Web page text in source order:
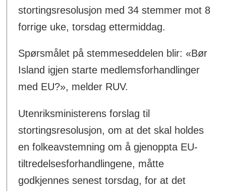
stortingsresolusjon med 34 stemmer mot 8
forrige uke, torsdag ettermiddag.
Spørsmålet på stemmeseddelen blir: «Bør
Island igjen starte medlemsforhandlinger
med EU?», melder RUV.
Utenriksministerens forslag til
stortingsresolusjon, om at det skal holdes
en folkeavstemning om å gjenoppta EU-
tiltredelsesforhandlingene, måtte
godkjennes senest torsdag, for at det